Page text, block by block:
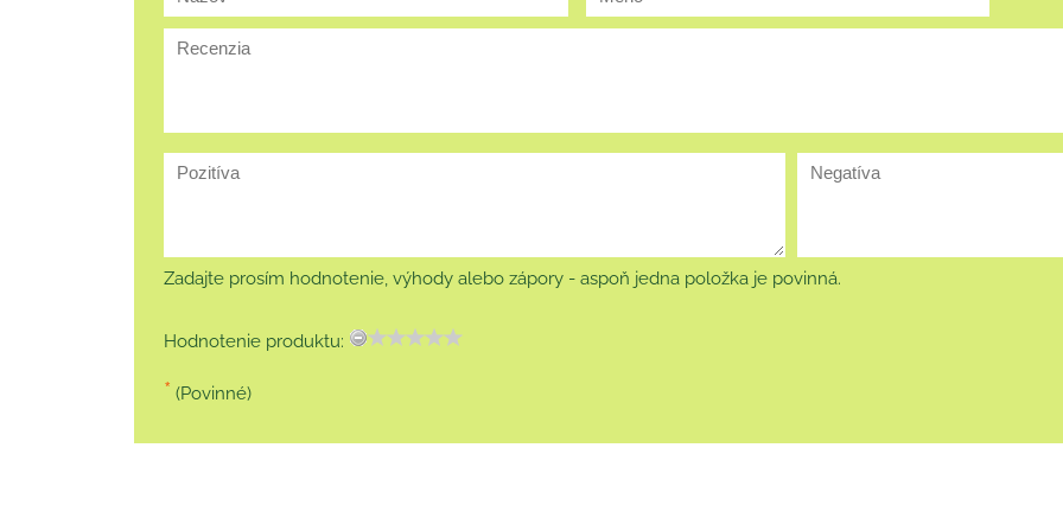
Zadajte prosím hodnotenie, výhody alebo zápory - aspoň jedna položka je povinná.
Hodnotenie produktu:
* (Povinné)